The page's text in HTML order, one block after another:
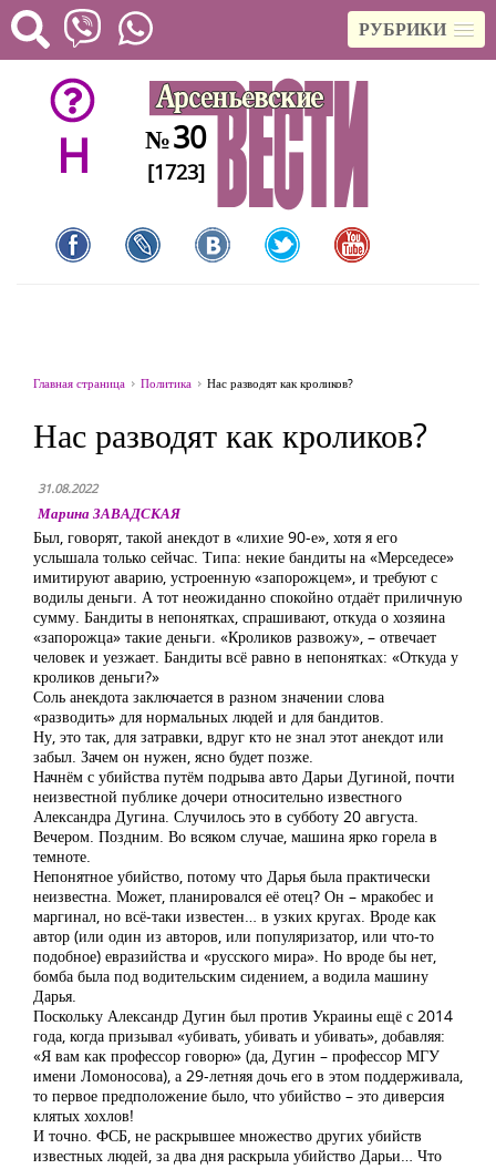
РУБРИКИ
H №30
[1723]
Главная страница Политика Нас разводят как кроликов?
Нас разводят как кроликов?
31.08.2022
Марина ЗАВАДСКАЯ
Был, говорят, такой анекдот в «лихие 90-е», хотя я его
услышала только сейчас. Типа: некие бандиты на «Мерседесе»
имитируют аварию, устроенную «запорожцем», и требуют с
водилы деньги. А тот неожиданно спокойно отдаёт приличную
сумму. Бандиты в непонятках, спрашивают, откуда о хозяина
«запорожца» такие деньги. «Кроликов развожу», – отвечает
человек и уезжает. Бандиты всё равно в непонятках: «Откуда у
кроликов деньги?»
Соль анекдота заключается в разном значении слова
«разводить» для нормальных людей и для бандитов.
Ну, это так, для затравки, вдруг кто не знал этот анекдот или
забыл. Зачем он нужен, ясно будет позже.
Начнём с убийства путём подрыва авто Дарьи Дугиной, почти
неизвестной публике дочери относительно известного
Александра Дугина. Случилось это в субботу 20 августа.
Вечером. Поздним. Во всяком случае, машина ярко горела в
темноте.
Непонятное убийство, потому что Дарья была практически
неизвестна. Может, планировался её отец? Он – мракобес и
маргинал, но всё-таки известен… в узких кругах. Вроде как
автор (или один из авторов, или популяризатор, или что-то
подобное) евразийства и «русского мира». Но вроде бы нет,
бомба была под водительским сидением, а водила машину
Дарья.
Поскольку Александр Дугин был против Украины ещё с 2014
года, когда призывал «убивать, убивать и убивать», добавляя:
«Я вам как профессор говорю» (да, Дугин – профессор МГУ
имени Ломоносова), а 29-летняя дочь его в этом поддерживала,
то первое предположение было, что убийство – это диверсия
клятых хохлов!
И точно. ФСБ, не раскрывшее множество других убийств
известных людей, за два дня раскрыла убийство Дарьи… Что